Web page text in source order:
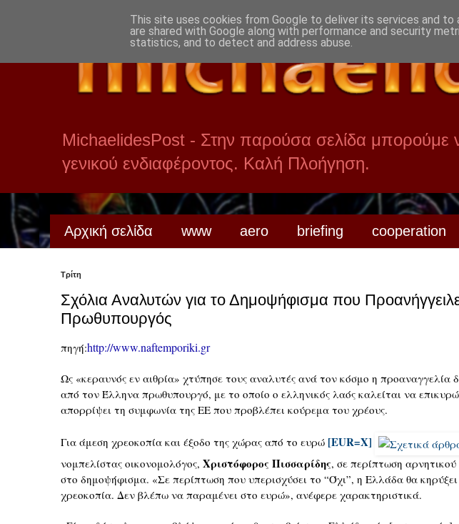
MichaelidesPost - Στην παρούσα σελίδα μπορούμε
γενικού ενδιαφέροντος. Καλή Πλοήγηση.
Αρχική σελίδα www aero briefing cooperation
Τρίτη
Σχόλια Αναλυτών για το Δημοψήφισμα που
Πρωθυπουργός
πηγή:http://www.naftemporiki.gr
Ως «κεραυνός εν αιθρία» χτύπησε τους αναλυτές ανά τον κόσμο η προαναγγελία
από τον Έλληνα πρωθυπουργό, με το οποίο ο ελληνικός λαός καλείται να
απορρίψει τη συμφωνία της ΕΕ που προβλέπει κούρεμα του χρέους.
Για άμεση χρεοκοπία και έξοδο της χώρας από το ευρώ [EUR=X]
νομπελίστας οικονομολόγος, Χριστόφορος Πισσαρίδης, σε περίπτωση
στο δημοψήφισμα. «Σε περίπτωση που υπερισχύσει το “Όχι”, η Ελλάδα θα
χρεοκοπία. Δεν βλέπω να παραμένει στο ευρώ», ανέφερε χαρακτηριστικά.
This site uses cookies from Google to deliver its services and to
are shared with Google along with performance and security
statistics, and to detect and address abuse.